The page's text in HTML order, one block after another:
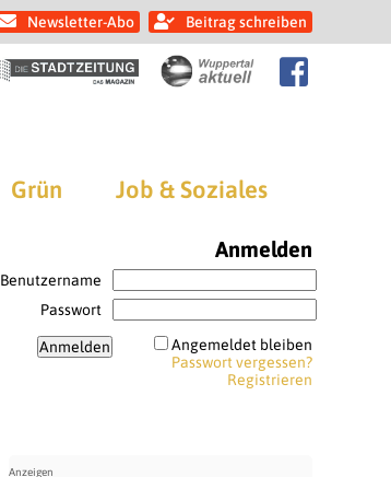
Newsletter-Abo Beitrag schreiben
Grün Job & Soziales
Anmelden
Benutzername
Passwort
Angemeldet bleiben
Passwort vergessen?
Registrieren